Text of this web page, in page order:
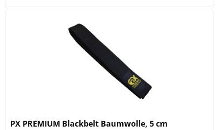
PX PREMIUM Blackbelt Baumwolle, 5 cm